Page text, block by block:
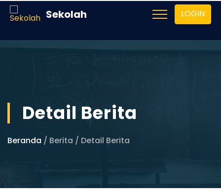
Sekolah LOGIN
Detail Berita
Beranda / Berita / Detail Berita